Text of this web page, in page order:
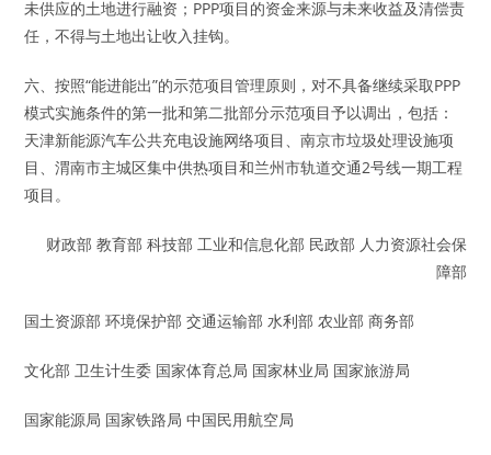
未供应的土地进行融资；PPP项目的资金来源与未来收益及清偿责
任，不得与土地出让收入挂钩。
六、按照“能进能出”的示范项目管理原则，对不具备继续采取PPP
模式实施条件的第一批和第二批部分示范项目予以调出，包括：
天津新能源汽车公共充电设施网络项目、南京市垃圾处理设施项
目、渭南市主城区集中供热项目和兰州市轨道交通2号线一期工程
项目。
财政部 教育部 科技部 工业和信息化部 民政部 人力资源社会保
障部
国土资源部 环境保护部 交通运输部 水利部 农业部 商务部
文化部 卫生计生委 国家体育总局 国家林业局 国家旅游局
国家能源局 国家铁路局 中国民用航空局